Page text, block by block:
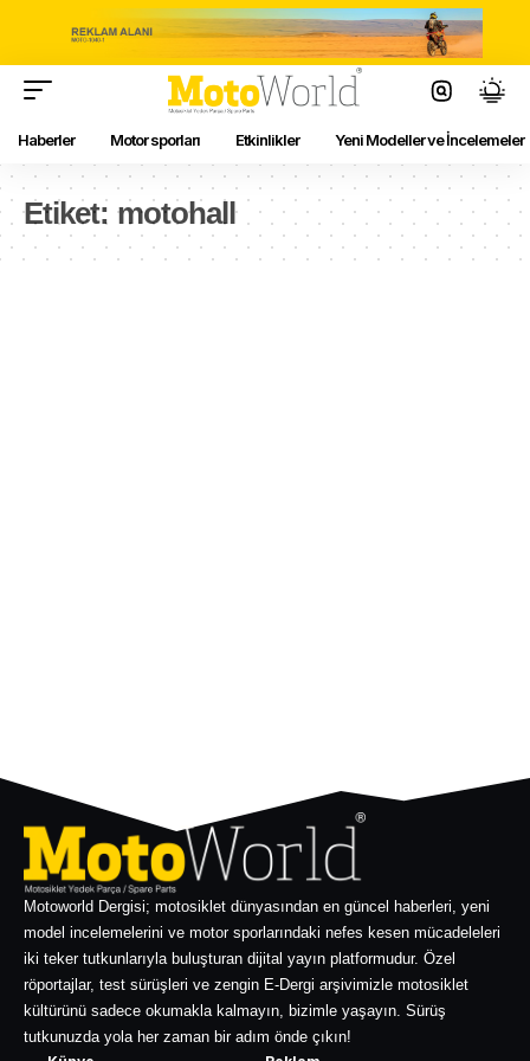
Haberler Motor sporları Etkinlikler Yeni Modeller ve İncelemeler
Etiket: motohall
Motoworld Dergisi; motosiklet dünyasından en güncel haberleri, yeni
model incelemelerini ve motor sporlarındaki nefes kesen mücadeleleri
iki teker tutkunlarıyla buluşturan dijital yayın platformudur. Özel
röportajlar, test sürüşleri ve zengin E-Dergi arşivimizle motosiklet
kültürünü sadece okumakla kalmayın, bizimle yaşayın. Sürüş
tutkunuzda yola her zaman bir adım önde çıkın!